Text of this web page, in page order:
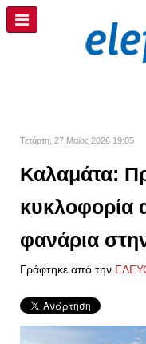
Τετάρτη, 27 Μαϊος 2026 19:05
Καλαμάτα:
κυκλοφορία
φανάρια
Γράφτηκε από την